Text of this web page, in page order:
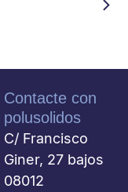
Contacte con
polusolidos
C/ Francisco
Giner, 27 bajos
08012